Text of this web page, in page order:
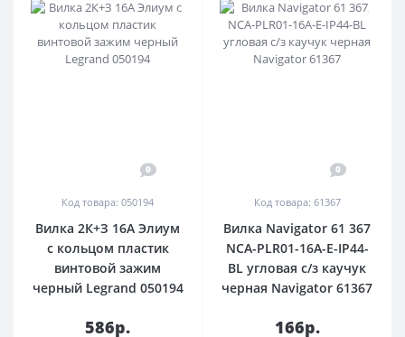
0
Код товара: 050194
Вилка 2К+З 16А Элиум
с кольцом пластик
винтовой зажим
черный Legrand 050194
586р.
0
Код товара: 61367
Вилка Navigator 61 367
NCA-PLR01-16A-E-IP44-
BL угловая с/з каучук
черная Navigator 61367
166р.